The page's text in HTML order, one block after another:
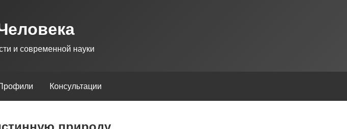
и современной науки
Консультации